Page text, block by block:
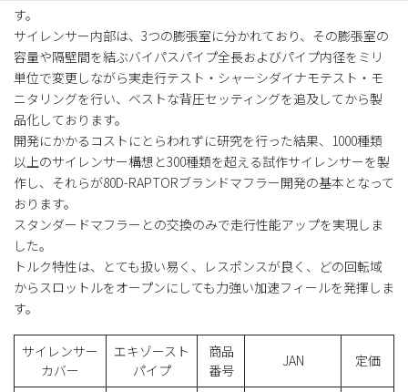
す。
サイレンサー内部は、3つの膨張室に分かれており、その膨張室の
容量や隔壁間を結ぶバイパスパイプ全長およびパイプ内径をミリ
単位で変更しながら実走行テスト・シャーシダイナモテスト・モ
ニタリングを行い、ベストな背圧セッティングを追及してから製
品化しております。
開発にかかるコストにとらわれずに研究を行った結果、1000種類
以上のサイレンサー構想と300種類を超える試作サイレンサーを製
作し、それらが80D-RAPTORブランドマフラー開発の基本となって
おります。
スタンダードマフラーとの交換のみで走行性能アップを実現しま
した。
トルク特性は、とても扱い易く、レスポンスが良く、どの回転域
からスロットルをオープンにしても力強い加速フィールを発揮しま
す。
サイレンサー
カバー
エキゾースト
パイプ
商品
番号
JAN 定価